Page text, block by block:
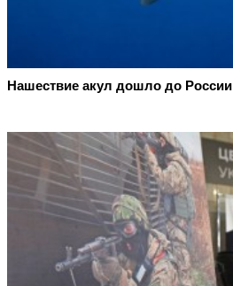
Нашествие акул дошло до России